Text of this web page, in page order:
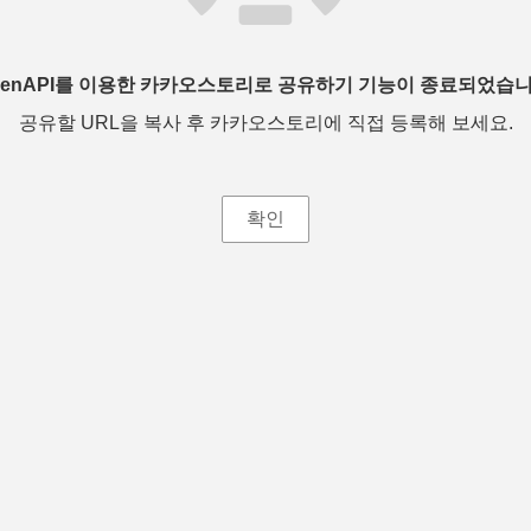
를 이용한 카카오스토리로 공유하기 기능이 종료되었습
공유할 URL을 복사 후 카카오스토리에 직접 등록해 보세요.
확인